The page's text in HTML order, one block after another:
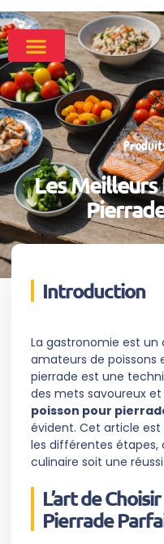
Les Meilleurs
Introduction
La gastronomie est un
amateurs de poissons
pierrade est une
des mets savoureux et
poisson pour
évident. Cet article est
les différentes étapes,
culinaire soit une
L’art de
Pierrade